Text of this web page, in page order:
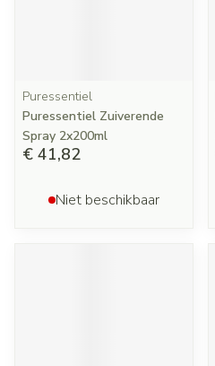
Puressentiel
Puressentiel Zuiverende
Spray 2x200ml
€ 41,82
Niet beschikbaar